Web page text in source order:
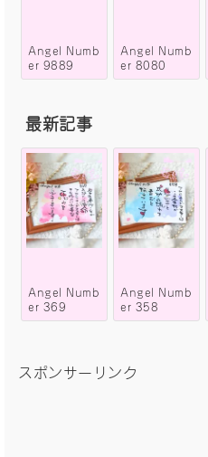
Angel Numb
er 9889
Angel Numb
er 8080
最新記事
Angel Numb
er 369
Angel Numb
er 358
スポンサーリンク